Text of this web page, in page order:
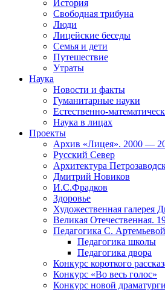
История
Свободная трибуна
Люди
Лицейские беседы
Семья и дети
Путешествие
Утраты
Наука
Новости и факты
Гуманитарные науки
Естественно-
Наука в лицах
Проекты
Архив «Лицея». 2000 —
Русский Север
Архитектура
Дмитрий Новиков
И.С.Фрадков
Здоровье
Художественная галерея
Великая Отечественная.
Педагогика С. Артемьевой
Педагогика школы
Педагогика двора
Конкурс короткого
Конкурс «Во весь голос»
Конкурс новой